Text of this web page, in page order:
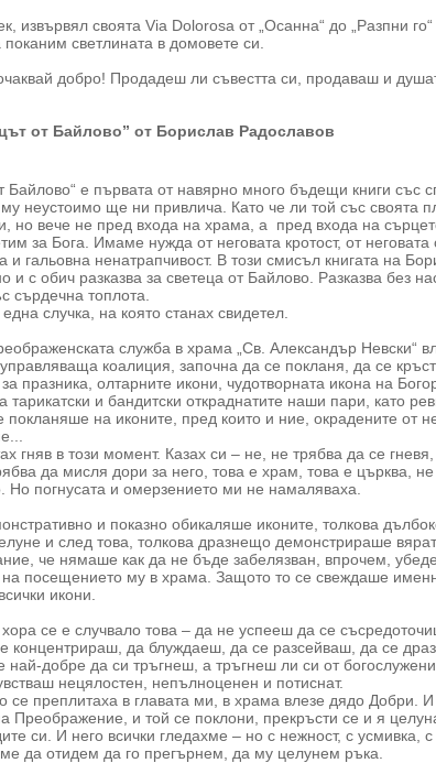
извървял своята Via Dolorosa от „Осанна“ до „Разпни
светлината в домовете си.
добро! Продадеш ли съвестта си, продаваш и
от Байлово” от Борислав Радославов
Байлово“ е първата от навярно много бъдещи книги със
неустоимо ще ни привлича. Като че ли той със своята
но вече не пред входа на храма, а пред входа на
за Бога. Имаме нужда от неговата кротост, от неговата
и гальовна ненатрапчивост. В този смисъл книгата на
и с обич разказва за светеца от Байлово. Разказва без
сърдечна топлота.
случка, на която станах свидетел.
служба в храма „Св. Александър Невски“
коалиция, започна да се покланя, да се
празника, олтарните икони, чудотворната икона на
тарикатски и бандитски откраднатите наши пари, като
покланяше на иконите, пред които и ние, окрадените от
гняв в този момент. Казах си – не, не трябва да се
да мисля дори за него, това е храм, това е църква,
Но погнусата и омерзението ми не намаляваха.
и показно обикаляше иконите, толкова
и след това, толкова дразнещо демонстрираше
че нямаше как да не бъде забелязван, впрочем,
посещението му в храма. Защото то се свеждаше
икони.
се е случвало това – да не успееш да се
концентрираш, да блуждаеш, да се разсейваш, да се
най-добре да си тръгнеш, а тръгнеш ли си от
нецялостен, непълноценен и потиснат.
се преплитаха в главата ми, в храма влезе дядо Добри. И
Преображение, и той се поклони, прекръсти се и я
си. И него всички гледахме – но с нежност, с усмивка,
да отидем да го прегърнем, да му целунем ръка.